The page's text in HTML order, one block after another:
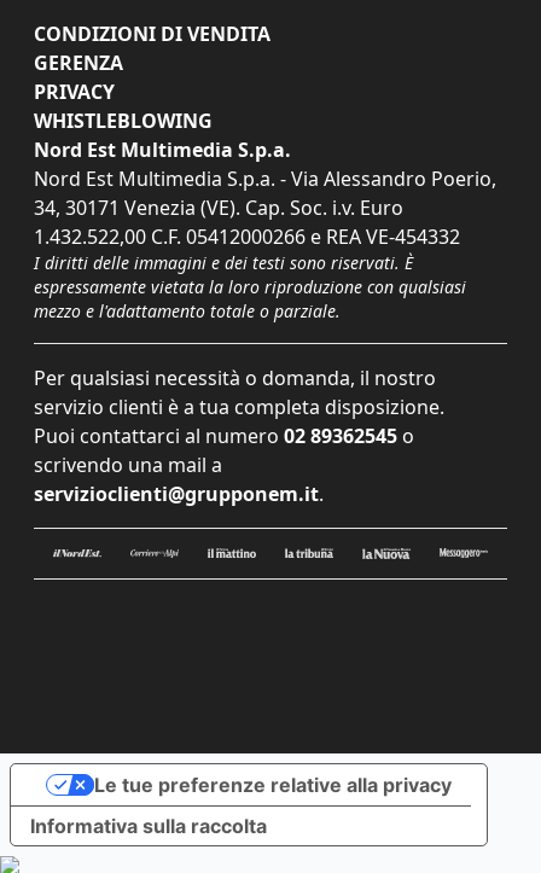
CONDIZIONI DI VENDITA
GERENZA
PRIVACY
WHISTLEBLOWING
Nord Est Multimedia S.p.a.
Nord Est Multimedia S.p.a. - Via Alessandro Poerio,
34, 30171 Venezia (VE). Cap. Soc. i.v. Euro
1.432.522,00 C.F. 05412000266 e REA VE-454332
I diritti delle immagini e dei testi sono riservati. È
espressamente vietata la loro riproduzione con qualsiasi
mezzo e l'adattamento totale o parziale.
Per qualsiasi necessità o domanda, il nostro
servizio clienti è a tua completa disposizione.
Puoi contattarci al numero 02 89362545 o
scrivendo una mail a
servizioclienti@grupponem.it.
Informativa sulla raccolta
Le tue preferenze relative alla privacy